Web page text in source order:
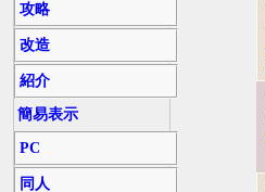
攻略
改造
紹介
簡易表示
PC
同人